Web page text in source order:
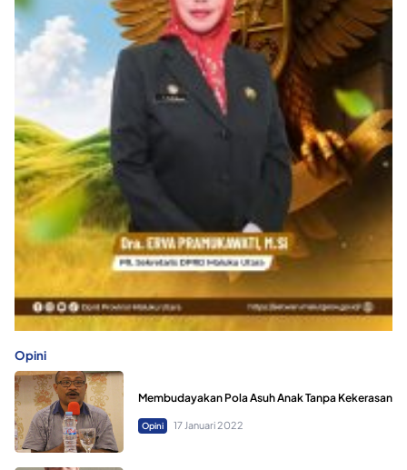
Opini
Membudayakan Pola Asuh Anak Tanpa Kekerasan
Opini 17 Januari 2022